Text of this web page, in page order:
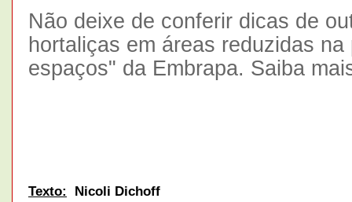
Não deixe de conferir dicas de
hortaliças em áreas reduzidas
espaços" da Embrapa. Saiba
Texto: Nicoli Dichoff